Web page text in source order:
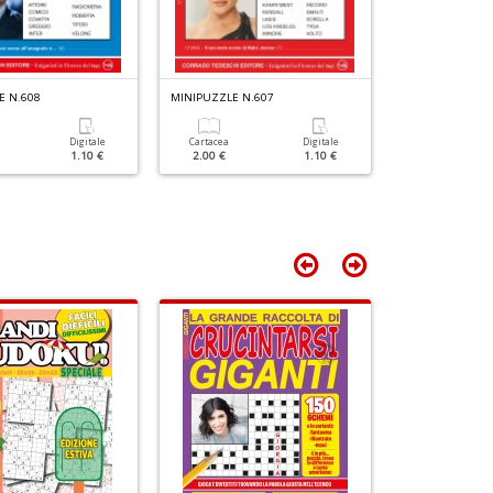
N.608
Digitale
1.10 €
MINIPUZZLE N.607
Cartacea
2.00 €
Digitale
1.10 €